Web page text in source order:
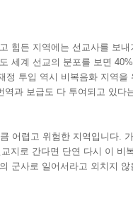
힘든 지역에는 선교사를 보
세계 선교의 분포를 보면
투입 역시 비복음화 지역
과 보급도 다 투여되고 있다
어렵고 위험한 지역입니다.
지로 간다면 단연 다시 이
군사로 일어서라고 외치지